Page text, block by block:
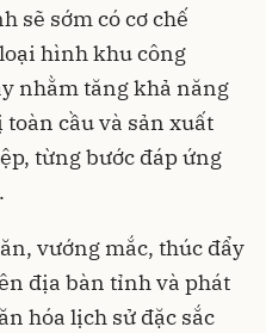
sẽ sớm có cơ chế
hình khu công
nhằm tăng khả năng
cầu và sản xuất
từng bước đáp ứng
vướng mắc, thúc đẩy
địa bàn tỉnh và phát
hóa lịch sử đặc sắc